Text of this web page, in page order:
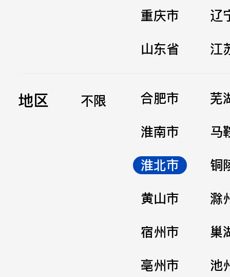
重庆市
辽
山东省
江
地区 不限 合肥市
芜
淮南市
马
淮北市
铜
黄山市
滁
宿州市
巢
亳州市
池